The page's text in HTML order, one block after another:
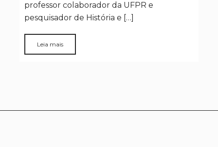
professor colaborador da UFPR e
pesquisador de História e […]
Leia mais